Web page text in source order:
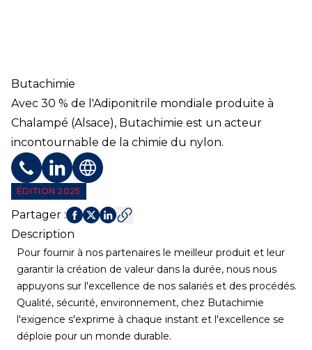
Butachimie
Avec 30 % de l'Adiponitrile mondiale produite à
Chalampé (Alsace), Butachimie est un acteur
incontournable de la chimie du nylon.
TéléphoneProfil LinkedIn
Site web
ÉDITION 2025
Partager :
Description
Pour fournir à nos partenaires le meilleur produit et leur
garantir la création de valeur dans la durée, nous nous
appuyons sur l'excellence de nos salariés et des procédés.
Qualité, sécurité, environnement, chez Butachimie
l'exigence s'exprime à chaque instant et l'excellence se
déploie pour un monde durable.